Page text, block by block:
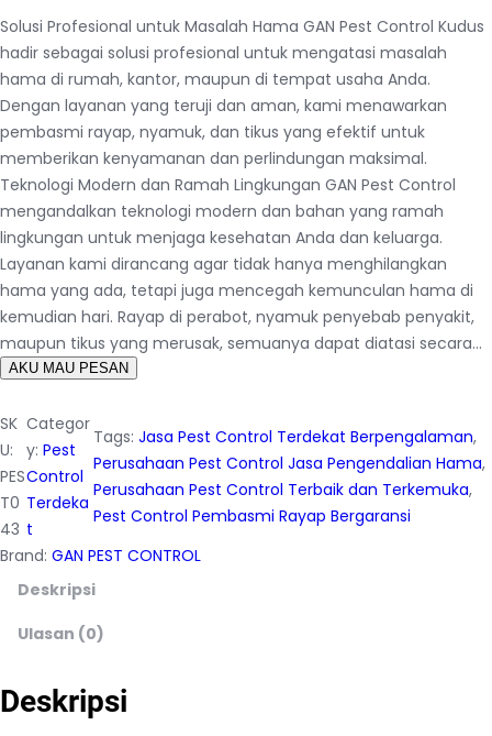
Solusi Profesional untuk Masalah Hama GAN Pest Control Kudus
hadir sebagai solusi profesional untuk mengatasi masalah
hama di rumah, kantor, maupun di tempat usaha Anda.
Dengan layanan yang teruji dan aman, kami menawarkan
pembasmi rayap, nyamuk, dan tikus yang efektif untuk
memberikan kenyamanan dan perlindungan maksimal.
Teknologi Modern dan Ramah Lingkungan GAN Pest Control
mengandalkan teknologi modern dan bahan yang ramah
lingkungan untuk menjaga kesehatan Anda dan keluarga.
Layanan kami dirancang agar tidak hanya menghilangkan
hama yang ada, tetapi juga mencegah kemunculan hama di
kemudian hari. Rayap di perabot, nyamuk penyebab penyakit,
maupun tikus yang merusak, semuanya dapat diatasi secara…
AKU MAU PESAN
SK
U:
PES
T0
43
Categor
y:Pest
Control
Terdeka
t
Tags:Jasa Pest Control Terdekat Berpengalaman,
Perusahaan Pest Control Jasa Pengendalian Hama,
Perusahaan Pest Control Terbaik dan Terkemuka,
Pest Control Pembasmi Rayap Bergaransi
Brand: GAN PEST CONTROL
Deskripsi
Ulasan (0)
Deskripsi